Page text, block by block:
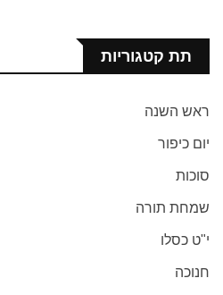
תת קטגוריות
ראש השנה
יום כיפור
סוכות
שמחת תורה
י"ט כסלו
חנוכה